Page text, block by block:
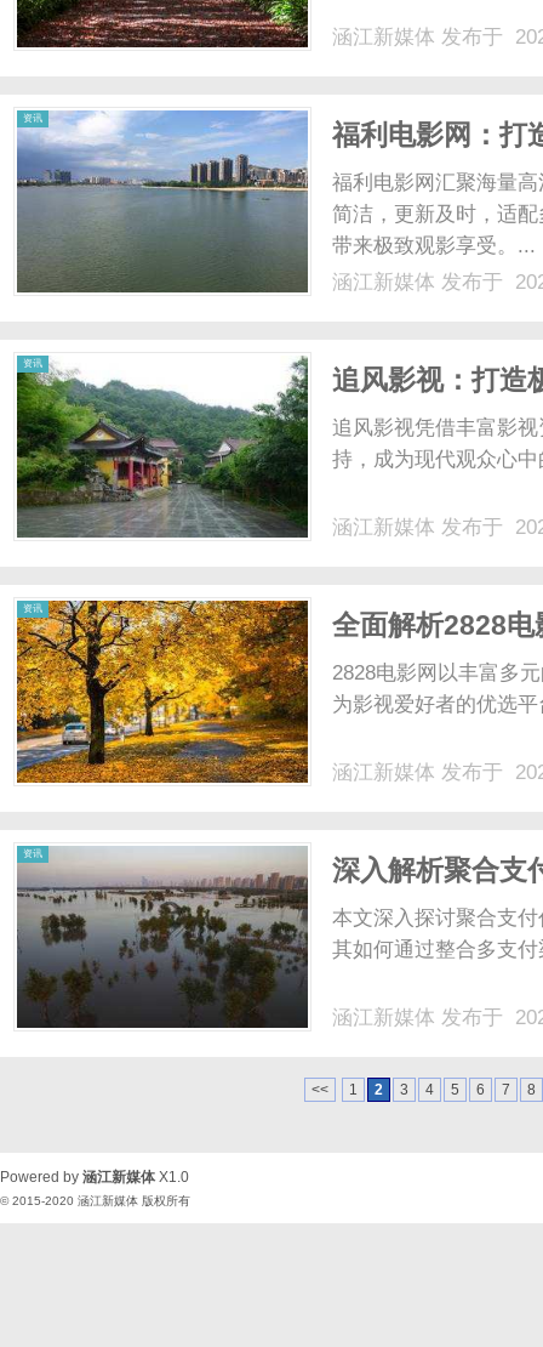
涵江新媒体 发布于
资讯
福利电影网：打
福利电影网汇聚海量
简洁，更新及时，适
带来极致观影享受。...
涵江新媒体 发布于
资讯
追风影视：打造
追风影视凭借丰富影
持，成为现代观众心
涵江新媒体 发布于
资讯
全面解析2828
2828电影网以丰富多
为影视爱好者的优选
涵江新媒体 发布于
资讯
深入解析聚合支
本文深入探讨聚合支
其如何通过整合多支
涵江新媒体 发布于
<< 1 2 3 4 5 6 7 8
Powered by 涵江新媒体 X1.0
© 2015-2020 涵江新媒体 版权所有